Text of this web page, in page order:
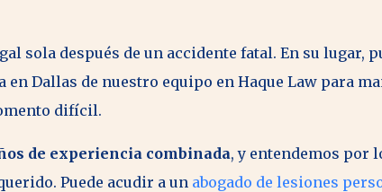
sola después de un accidente fatal. En su lugar,
Dallas de nuestro equipo en Haque Law para
difícil.
de experiencia combinada, y entendemos por
Puede acudir a un abogado de lesiones